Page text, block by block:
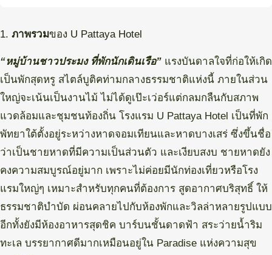
1. ภาพรวมของ U Pattaya Hotel
“หมู่บ้านชาวประมง ที่พักนักเดินเรือ” แรงบันดาลใจที่ก่อให้เกิด
เป็นพักสุดหรู สไตล์บูติคท่ามกลางธรรมชาติแห่งนี้ ภายในส่วน
ใหญ่จะเน้นเป็นงานไม้ ไม่ได้ดูเป๊ะเว่อร์แต่กลมกลืนกับสภาพ
แวดล้อมและชุมชนท้องถิ่น โรงแรม U Pattaya Hotel เป็นที่พัก
พัทยาใต้ตั้งอยู่ระหว่างหาดจอมเทียนและหาดบางเสร่ ซึ่งขึ้นชื่อ
ว่าเป็นชายหาดที่มีความเป็นส่วนตัว และเงียบสงบ ชายหาดยัง
คงความสมบูรณ์อยู่มาก เพราะไม่ค่อยมีนักท่องเที่ยวหรือโรง
แรมใหญ่ๆ เหมาะสำหรับทุกคนที่ต้องการ สูดอากาศบริสุทธิ์ ให้
ธรรมชาติบำบัด ผ่อนคลายไปกับห้องพักและวิลล่าหลายรูปแบบ
อีกทั้งยังมีห้องอาหารสุดชิค บาร์บนชั้นดาดฟ้า สระว่ายน้ำริม
ทะเล บรรยากาศดีมากเหมือนอยู่ใน Paradise แห่งความสุข